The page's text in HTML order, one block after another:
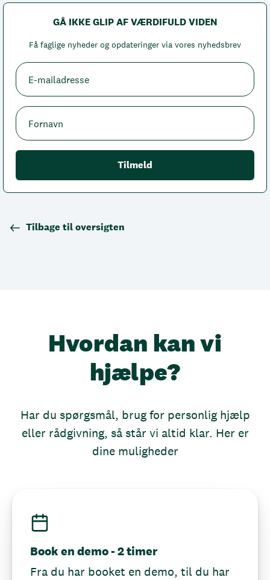
GÅ IKKE GLIP AF VÆRDIFULD VIDEN
Få faglige nyheder og opdateringer via vores nyhedsbrev
Tilbage til oversigten
Hvordan kan vi
hjælpe?
Har du spørgsmål, brug for personlig hjælp
eller rådgivning, så står vi altid klar. Her er
dine muligheder
Book en demo - 2 timer
Fra du har booket en demo, til du har